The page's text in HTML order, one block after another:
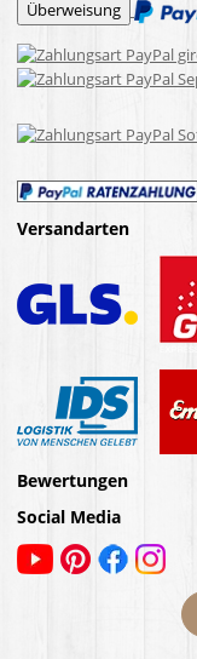
Versandarten
Bewertungen
Social Media